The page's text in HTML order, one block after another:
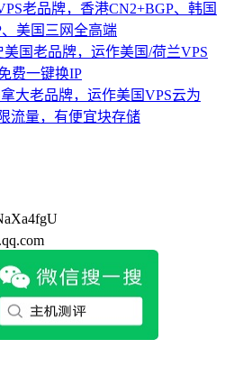
老品牌，香港CN2+BGP、韩国
美国三网全高端
美国老品牌，运作美国/荷兰VPS
费一键换IP
大老品牌，运作美国VPS云为
流量，有便宜块存储